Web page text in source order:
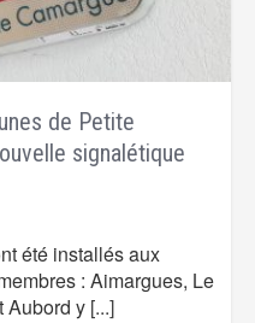
de Petite
signalétique
été installés aux
: Aimargues, Le
Aubord y [...]